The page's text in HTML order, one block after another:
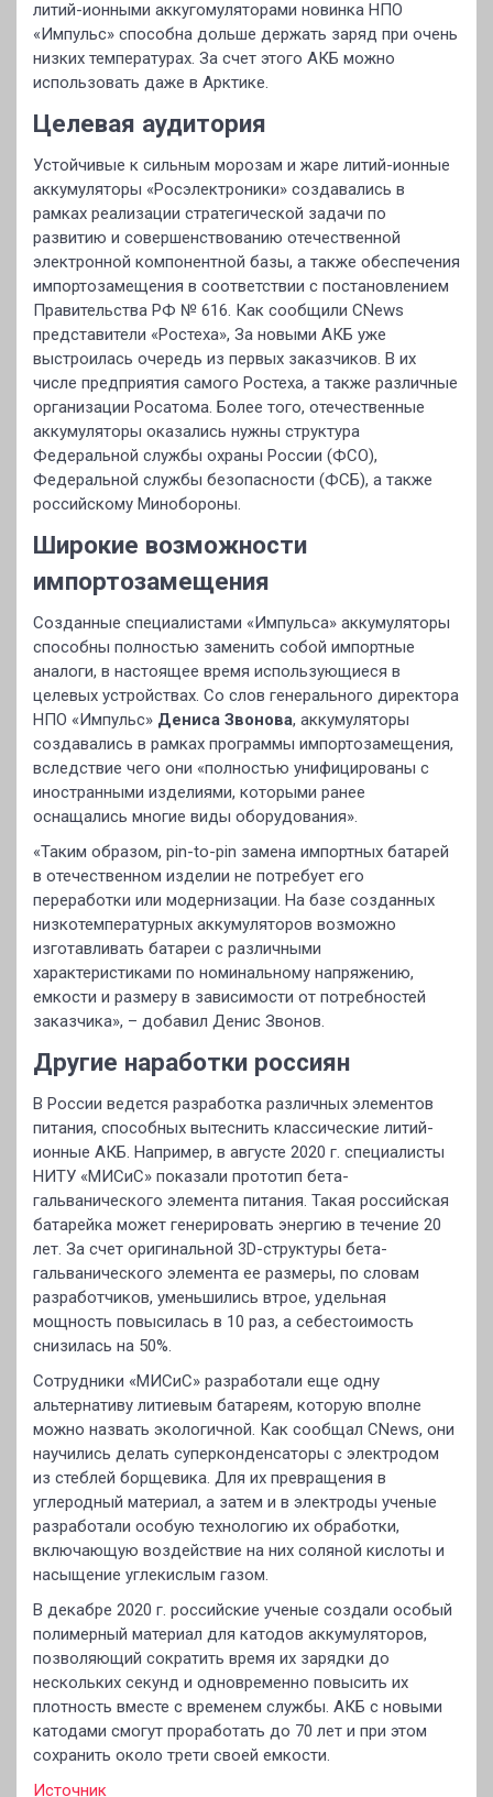
литий-ионными аккугомуляторами новинка НПО
«Импульс» способна дольше держать заряд при очень
низких температурах. За счет этого АКБ можно
использовать даже в Арктике.
Целевая аудитория
Устойчивые к сильным морозам и жаре литий-ионные
аккумуляторы «Росэлектроники» создавались в
рамках реализации стратегической задачи по
развитию и совершенствованию отечественной
электронной компонентной базы, а также обеспечения
импортозамещения в соответствии с постановлением
Правительства РФ № 616. Как сообщили CNews
представители «Ростеха», За новыми АКБ уже
выстроилась очередь из первых заказчиков. В их
числе предприятия самого Ростеха, а также различные
организации Росатома. Более того, отечественные
аккумуляторы оказались нужны структура
Федеральной службы охраны России (ФСО),
Федеральной службы безопасности (ФСБ), а также
российскому Минобороны.
Широкие возможности
импортозамещения
Созданные специалистами «Импульса» аккумуляторы
способны полностью заменить собой импортные
аналоги, в настоящее время использующиеся в
целевых устройствах. Со слов генерального директора
НПО «Импульс» Дениса Звонова, аккумуляторы
создавались в рамках программы импортозамещения,
вследствие чего они «полностью унифицированы с
иностранными изделиями, которыми ранее
оснащались многие виды оборудования».
«Таким образом, pin-to-pin замена импортных батарей
в отечественном изделии не потребует его
переработки или модернизации. На базе созданных
низкотемпературных аккумуляторов возможно
изготавливать батареи с различными
характеристиками по номинальному напряжению,
емкости и размеру в зависимости от потребностей
заказчика», – добавил Денис Звонов.
Другие наработки россиян
В России ведется разработка различных элементов
питания, способных вытеснить классические литий-
ионные АКБ. Например, в августе 2020 г. специалисты
НИТУ «МИСиС» показали прототип бета-
гальванического элемента питания. Такая российская
батарейка может генерировать энергию в течение 20
лет. За счет оригинальной 3D-структуры бета-
гальванического элемента ее размеры, по словам
разработчиков, уменьшились втрое, удельная
мощность повысилась в 10 раз, а себестоимость
снизилась на 50%.
Сотрудники «МИСиС» разработали еще одну
альтернативу литиевым батареям, которую вполне
можно назвать экологичной. Как сообщал CNews, они
научились делать суперконденсаторы с электродом
из стеблей борщевика. Для их превращения в
углеродный материал, а затем и в электроды ученые
разработали особую технологию их обработки,
включающую воздействие на них соляной кислоты и
насыщение углекислым газом.
В декабре 2020 г. российские ученые создали особый
полимерный материал для катодов аккумуляторов,
позволяющий сократить время их зарядки до
нескольких секунд и одновременно повысить их
плотность вместе с временем службы. АКБ с новыми
катодами смогут проработать до 70 лет и при этом
сохранить около трети своей емкости.
Источник